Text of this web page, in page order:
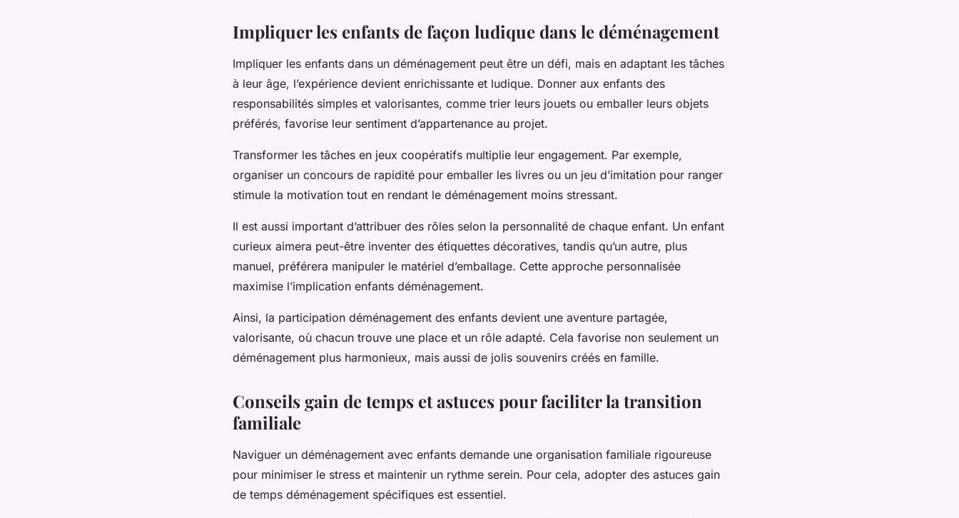
Impliquer les enfants de façon ludique dans le déménagement
Impliquer les enfants dans un déménagement peut être un défi, mais en adaptant les tâches
à leur âge, l’expérience devient enrichissante et ludique. Donner aux enfants des
responsabilités simples et valorisantes, comme trier leurs jouets ou emballer leurs objets
préférés, favorise leur sentiment d’appartenance au projet.
Transformer les tâches en jeux coopératifs multiplie leur engagement. Par exemple,
organiser un concours de rapidité pour emballer les livres ou un jeu d’imitation pour ranger
stimule la motivation tout en rendant le déménagement moins stressant.
Il est aussi important d’attribuer des rôles selon la personnalité de chaque enfant. Un enfant
curieux aimera peut-être inventer des étiquettes décoratives, tandis qu’un autre, plus
manuel, préférera manipuler le matériel d’emballage. Cette approche personnalisée
maximise l’implication enfants déménagement.
Ainsi, la participation déménagement des enfants devient une aventure partagée,
valorisante, où chacun trouve une place et un rôle adapté. Cela favorise non seulement un
déménagement plus harmonieux, mais aussi de jolis souvenirs créés en famille.
Conseils gain de temps et astuces pour faciliter la transition
familiale
Naviguer un déménagement avec enfants demande une organisation familiale rigoureuse
pour minimiser le stress et maintenir un rythme serein. Pour cela, adopter des astuces gain
de temps déménagement spécifiques est essentiel.